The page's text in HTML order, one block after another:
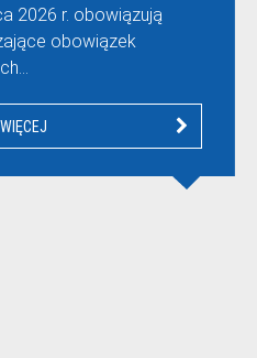
2026 r. obowiązują
obowiązek